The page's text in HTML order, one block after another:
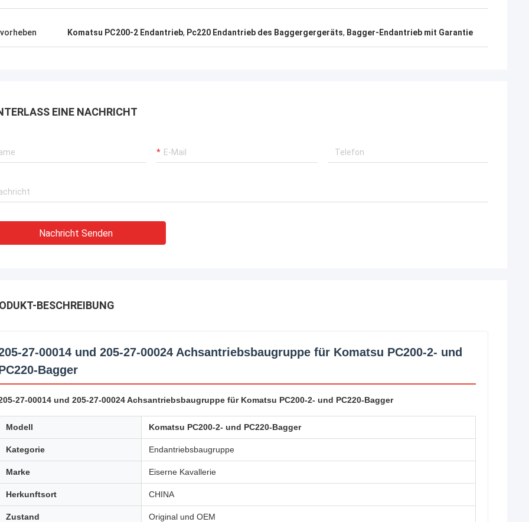
Komatsu PC200-2 Endantrieb, Pc220 Endantrieb des Baggergergeräts, Bagger-Endantrieb mit Garantie
EINE NACHRICHT
Nachricht Senden
BESCHREIBUNG
27-00014 und 205-27-00024 Achsantriebsbaugruppe für Komatsu PC200-2- und
Bagger
27-00014 und 205-27-00024 Achsantriebsbaugruppe für Komatsu PC200-2- und PC220-Bagger
Modell Komatsu PC200-2- und PC220-Bagger
Kategorie Endantriebsbaugruppe
Marke Eiserne Kavallerie
Herkunftsort CHINA
Zustand Original und OEM